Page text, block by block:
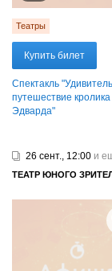
Театры
Купить билет
Спектакль
путешествие кролика
Эдварда"
26 сент., 12:00 и
ТЕАТР ЮНОГО